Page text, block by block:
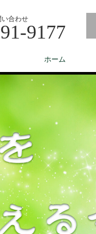
合わせ
9177
ホーム